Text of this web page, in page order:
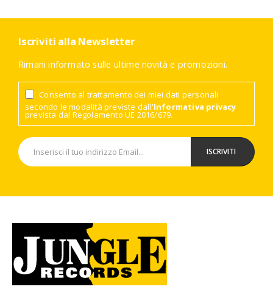
Iscriviti alla Newsletter
Rimani informato sulle ultime novità e promozioni.
Consento al trattamento dei miei dati personali
secondo le modalità previste dall'Informativa privacy
prevista dal Regolamento UE 2016/679.